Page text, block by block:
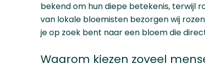
bekend om hun diepe betekenis, terwijl
van lokale bloemisten bezorgen wij
je op zoek bent naar een bloem die
Waarom kiezen zoveel